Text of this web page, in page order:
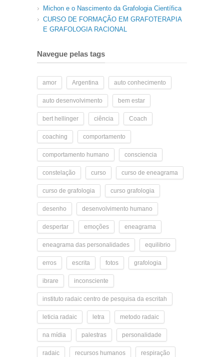
Michon e o Nascimento da Grafologia Científica
CURSO DE FORMAÇÃO EM GRAFOTERAPIA
E GRAFOLOGIA RACIONAL
Navegue pelas tags
amor Argentina auto conhecimento
auto desenvolvimento bem estar
bert hellinger ciência Coach
coaching comportamento
comportamento humano consciencia
constelação curso curso de eneagrama
curso de grafologia curso grafologia
desenho desenvolvimento humano
despertar emoções eneagrama
eneagrama das personalidades equilibrio
erros escrita fotos grafologia
ibrare inconsciente
instituto radaic centro de pesquisa da escritah
leticia radaic letra metodo radaic
na mídia palestras personalidade
radaic recursos humanos respiração